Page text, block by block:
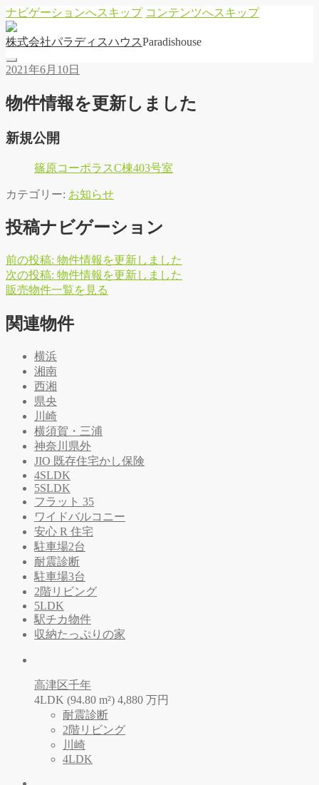
ナビゲーションへスキップ コンテンツへスキップ
株式会社パラディ スハウ スParadishouse
2021年6月10日
物件情報を更新しました
新規公開
篠原コーポラスC棟403号室
カテゴリー: お知らせ
投稿ナビゲーション
前の投稿: 物件情報を更新しました
次の投稿: 物件情報を更新しました
販売物件一覧を 見る
関連物件
横浜
湘南
西湘
県央
川崎
横須賀・三浦
神奈川県外
JIO 既存住宅かし保険
4SLDK
5SLDK
フラット 35
ワイドバルコニー
安心 R 住宅
駐車場2台
耐震診断
駐車場3台
2階リビング
5LDK
駅チカ物件
収納たっぷりの家
高津区千年
4LDK (94.80 m²) 4,880 万円
耐震診断
2階リビング
川崎
4LDK